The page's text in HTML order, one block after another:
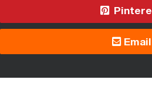
Email